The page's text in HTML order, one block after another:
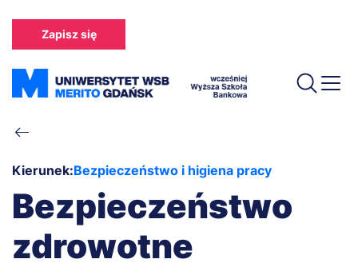
treści
Zapisz się
Ścieżka
nawigacyjna
Kierunek:Bezpieczeństwo i higiena pracy
Bezpieczeństwo
zdrowotne